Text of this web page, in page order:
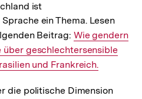
ist
ein Thema. Lesen
Beitrag: Interner
Link:
Wie gendern
über geschlechtersensible
und Frankreich.
die politische Dimension